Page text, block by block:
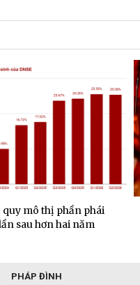
quy mô thị phần phái
sau hơn hai năm
PHÁP ĐÌNH